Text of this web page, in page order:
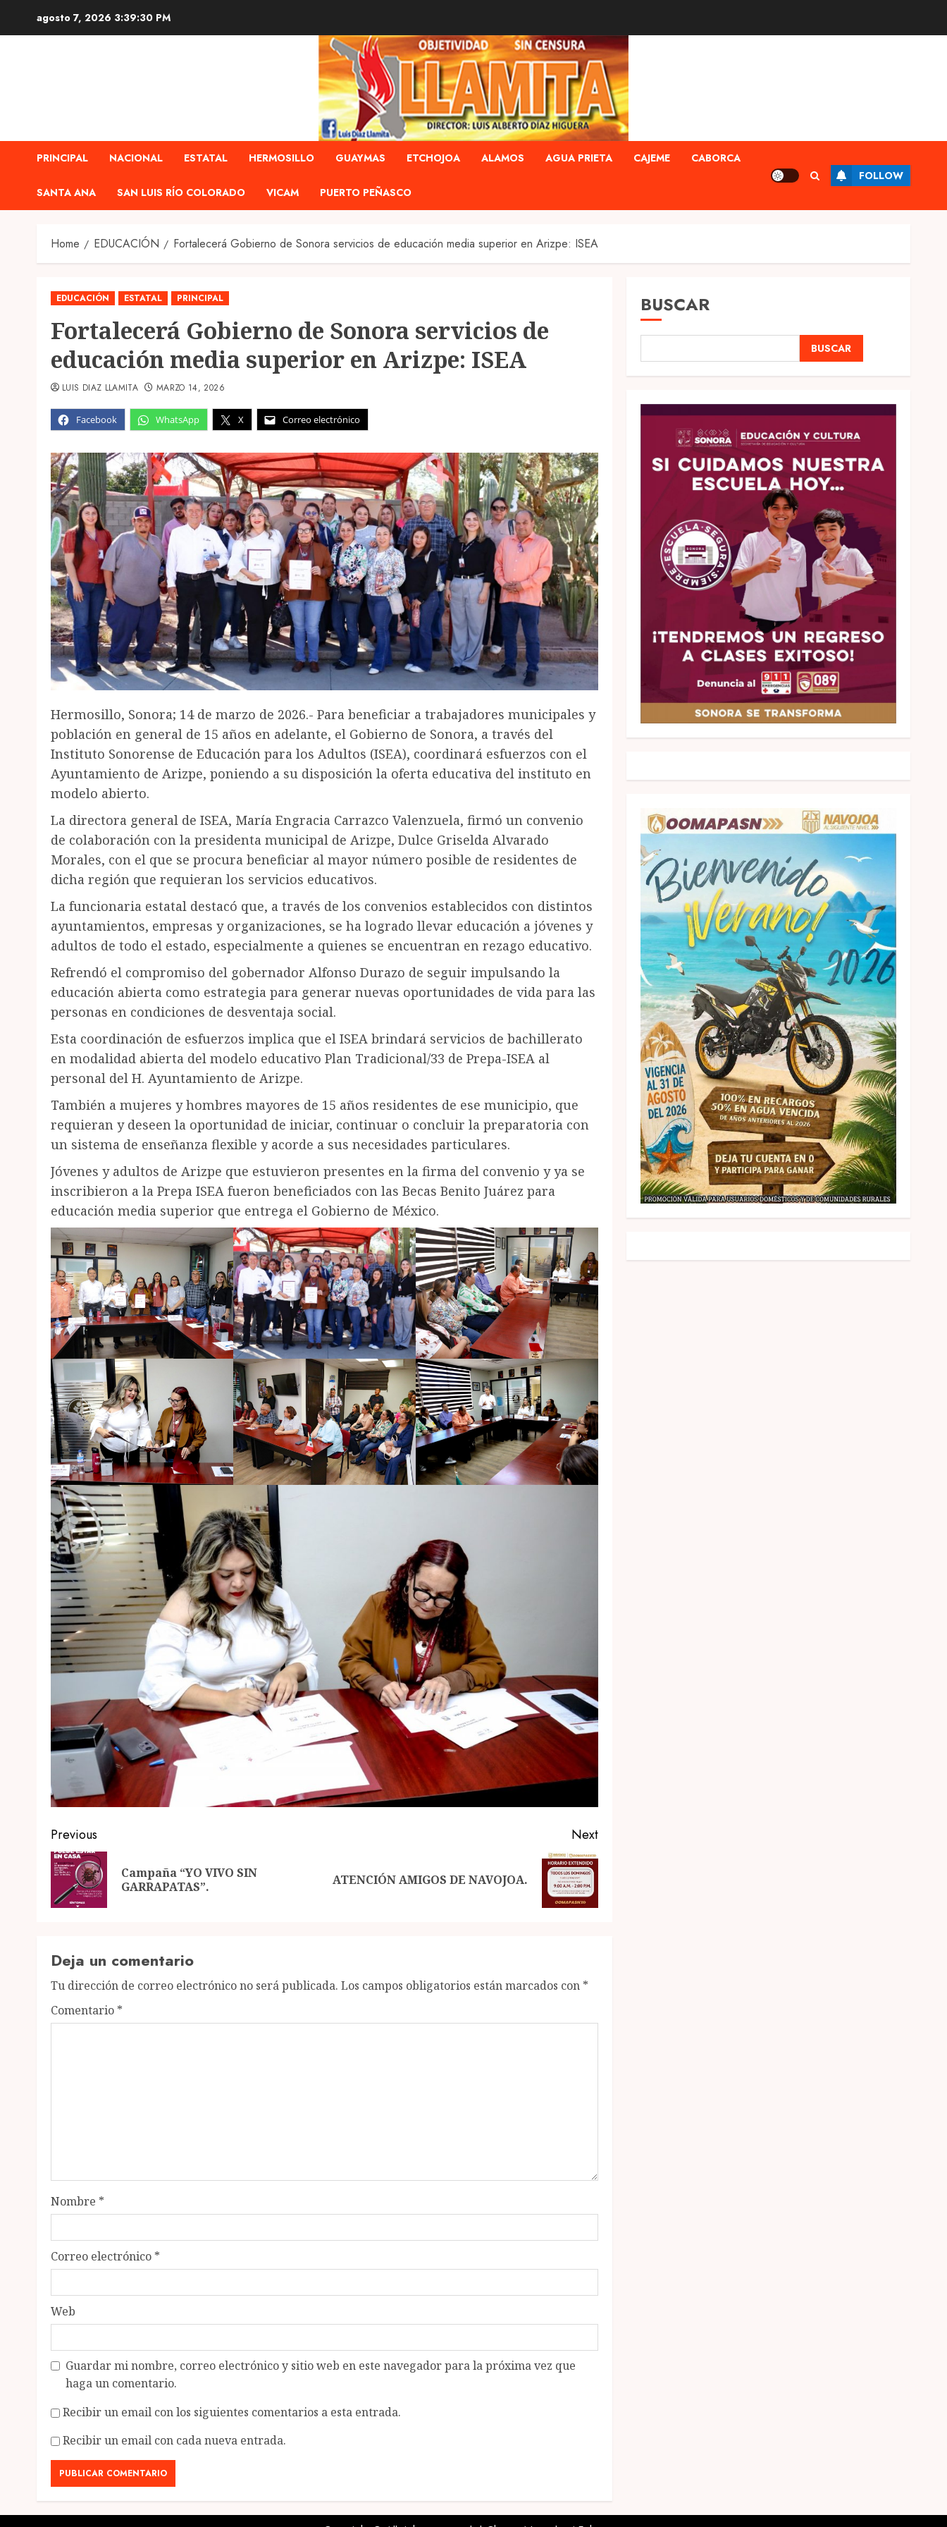
agosto 7, 2026 3:39:31 PM
PRINCIPAL NACIONAL ESTATAL HERMOSILLO GUAYMAS ETCHOJOA ALAMOS AGUA PRIETA CAJEME CABORCA
SANTA ANA SAN LUIS RÍO COLORADO VICAM PUERTO PEÑASCO
FOLLOW
Home EDUCACIÓN Fortalecerá Gobierno de Sonora servicios de educación media superior en Arizpe: ISEA
EDUCACIÓN ESTATAL PRINCIPAL
Fortalecerá Gobierno de Sonora servicios de
educación media superior en Arizpe: ISEA
Facebook WhatsApp X Correo electrónico
LUIS DIAZ LLAMITA MARZO 14, 2026
Hermosillo, Sonora; 14 de marzo de 2026.- Para beneficiar a trabajadores municipales y
población en general de 15 años en adelante, el Gobierno de Sonora, a través del
Instituto Sonorense de Educación para los Adultos (ISEA), coordinará esfuerzos con el
Ayuntamiento de Arizpe, poniendo a su disposición la oferta educativa del instituto en
modelo abierto.
La directora general de ISEA, María Engracia Carrazco Valenzuela, firmó un convenio
de colaboración con la presidenta municipal de Arizpe, Dulce Griselda Alvarado
Morales, con el que se procura beneficiar al mayor número posible de residentes de
dicha región que requieran los servicios educativos.
La funcionaria estatal destacó que, a través de los convenios establecidos con distintos
ayuntamientos, empresas y organizaciones, se ha logrado llevar educación a jóvenes y
adultos de todo el estado, especialmente a quienes se encuentran en rezago educativo.
Refrendó el compromiso del gobernador Alfonso Durazo de seguir impulsando la
educación abierta como estrategia para generar nuevas oportunidades de vida para las
personas en condiciones de desventaja social.
Esta coordinación de esfuerzos implica que el ISEA brindará servicios de bachillerato
en modalidad abierta del modelo educativo Plan Tradicional/33 de Prepa-ISEA al
personal del H. Ayuntamiento de Arizpe.
También a mujeres y hombres mayores de 15 años residentes de ese municipio, que
requieran y deseen la oportunidad de iniciar, continuar o concluir la preparatoria con
un sistema de enseñanza flexible y acorde a sus necesidades particulares.
Jóvenes y adultos de Arizpe que estuvieron presentes en la firma del convenio y ya se
inscribieron a la Prepa ISEA fueron beneficiados con las Becas Benito Juárez para
educación media superior que entrega el Gobierno de México.
Post
navigation
Previous
Previous
Campaña “YO VIVO SIN
GARRAPATAS”.
Next
Next
ATENCIÓN AMIGOS DE NAVOJOA.
Deja un comentario
Tu dirección de correo electrónico no será publicada. Los campos obligatorios están marcados con *
Comentario *
Nombre *
Correo electrónico *
Web
Guardar mi nombre, correo electrónico y sitio web en este navegador para la próxima vez que
haga un comentario.
Recibir un email con los siguientes comentarios a esta entrada.
Recibir un email con cada nueva entrada.
BUSCAR
BUSCAR